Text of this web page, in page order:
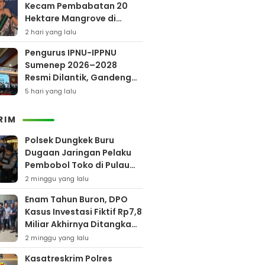
Kecam Pembabatan 20
Hektare Mangrove di
Bengkalis
2 hari yang lalu
Pengurus IPNU-IPPNU
Sumenep 2026–2028
Resmi Dilantik, Gandeng
Kampus Lewat Program
5 hari yang lalu
Polsek Dungkek Buru
Dugaan Jaringan Pelaku
Pembobol Toko di Pulau
Gili Iyang
2 minggu yang lalu
Enam Tahun Buron, DPO
Kasus Investasi Fiktif Rp7,8
Miliar Akhirnya Ditangkap
Polres Pamekasan
2 minggu yang lalu
Kasatreskrim Polres